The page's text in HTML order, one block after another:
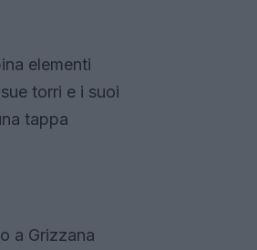
elementi
torri e i suoi
tappa
a Grizzana